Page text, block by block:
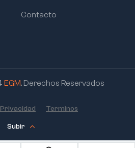
Contacto
EGM. Derechos Reservados
Subir
Terminos